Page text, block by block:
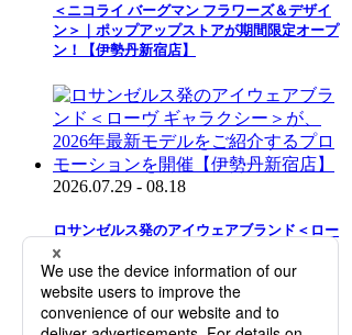
＜ニコライ バーグマン フラワーズ＆デザイ
ン＞｜ポップアップストアが期間限定オープ
ン！【伊勢丹新宿店】
2026.07.29 - 08.18
ロサンゼルス発のアイウェアブランド＜ロー
ヴ ギャラクシー＞が、2026年最新モデルを
ご紹介するプロモーションを開催【伊勢丹新
宿店】